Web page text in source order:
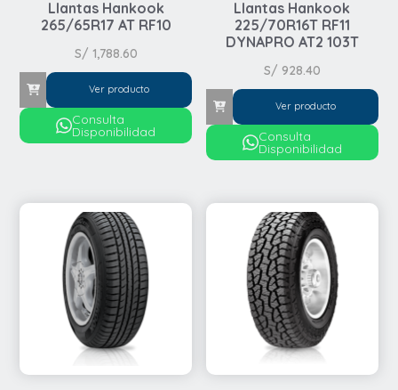
Llantas Hankook
265/65R17 AT RF10
S/ 1,788.60
Ver producto
Consulta
Disponibilidad
Llantas Hankook
225/70R16T RF11
DYNAPRO AT2 103T
S/ 928.40
Ver producto
Consulta
Disponibilidad